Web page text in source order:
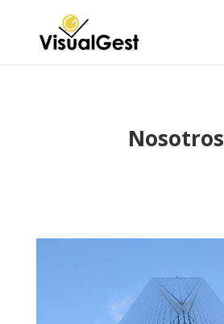
Nosotros